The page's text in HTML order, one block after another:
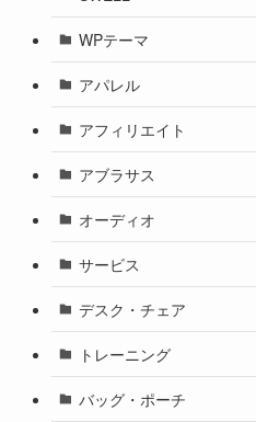
WPテーマ
アパレル
アフィリエイト
アブラサス
オーディオ
サービス
デスク・チェア
トレーニング
バッグ・ポーチ